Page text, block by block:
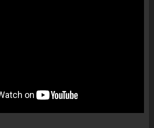
“bosen” Joana Nano për
abuzim me fondet publike dhe
pasuri të pajustifikuar